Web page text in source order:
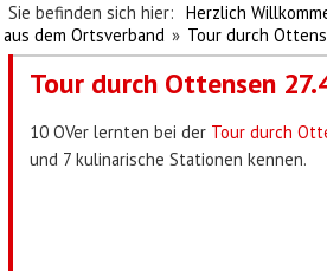
Sie befinden sich hier: Herzlich
aus dem Ortsverband » Tour durch
Tour durch Ottensen
10 OVer lernten bei der Tour durch
und 7 kulinarische Stationen kennen.